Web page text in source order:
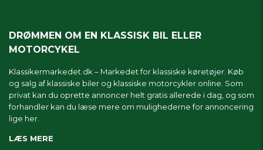
DRØMMEN OM EN KLASSISK BIL ELLER
MOTORCYKEL
Klassikermarkedet.dk – Markedet for klassiske køretøjer. Køb
og salg af klassiske biler og klassiske motorcykler online. Som
privat kan du oprette annoncer helt gratis allerede i dag, og som
forhandler kan du læse mere om mulighederne for annoncering
lige her.
LÆS MERE